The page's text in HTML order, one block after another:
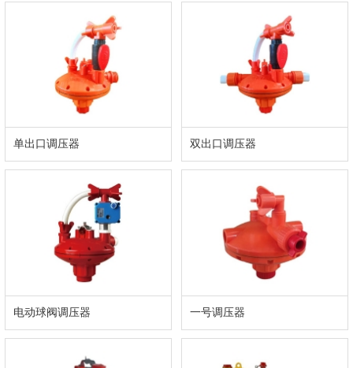
单出口调压器 双出口调压器
电动球阀调压器 一号调压器